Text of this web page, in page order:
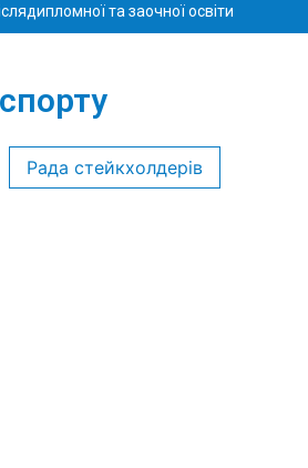
та заочної освіти
Рада стейкхолдерів